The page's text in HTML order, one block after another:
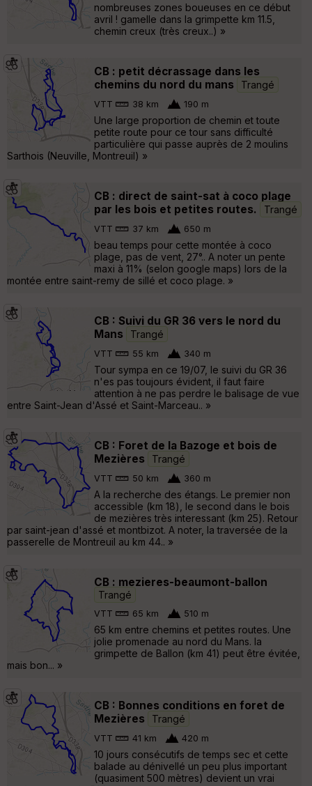
nombreuses zones boueuses en ce début
avril ! gamelle dans la grimpette km 11.5,
chemin creux (très creux..) »
CB : petit décrassage dans les
chemins du nord du mans
Trangé
VTT 38 km 190 m
Une large proportion de chemin et toute
petite route pour ce tour sans difficulté
particulière qui passe auprès de 2 moulins
Sarthois (Neuville, Montreuil) »
CB : direct de saint-sat à coco plage
par les bois et petites routes.
Trangé
VTT 37 km 650 m
beau temps pour cette montée à coco
plage, pas de vent, 27°.. A noter un pente
maxi à 11% (selon google maps) lors de la
montée entre saint-remy de sillé et coco plage. »
CB : Suivi du GR 36 vers le nord du
Mans
Trangé
VTT 55 km 340 m
Tour sympa en ce 19/07, le suivi du GR 36
n'es pas toujours évident, il faut faire
attention à ne pas perdre le balisage de vue
entre Saint-Jean d'Assé et Saint-Marceau.. »
CB : Foret de la Bazoge et bois de
Mezières
Trangé
VTT 50 km 360 m
A la recherche des étangs. Le premier non
accessible (km 18), le second dans le bois
de mezières très interessant (km 25). Retour
par saint-jean d'assé et montbizot. A noter, la traversée de la
passerelle de Montreuil au km 44.. »
CB : mezieres-beaumont-ballon
Trangé
VTT 65 km 510 m
65 km entre chemins et petites routes. Une
jolie promenade au nord du Mans. la
grimpette de Ballon (km 41) peut être évitée,
mais bon... »
CB : Bonnes conditions en foret de
Mezières
Trangé
VTT 41 km 420 m
10 jours consécutifs de temps sec et cette
balade au dénivellé un peu plus important
(quasiment 500 mètres) devient un vrai